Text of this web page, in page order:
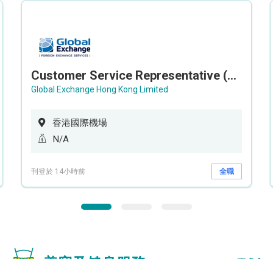
Customer Service Representative (Airport)
Global Exchange Hong Kong Limited
香港國際機場
N/A
刊登於 14小時前 全職